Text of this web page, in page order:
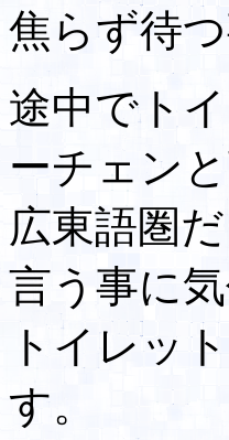
焦らず待つ
途中でト
ーチェン
広東語圏だ
言う事に
トイレッ
す。